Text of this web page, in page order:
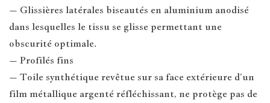
– Glissières latérales biseautés en aluminium anodisé
dans lesquelles le tissu se glisse permettant une
obscurité optimale.
– Profilés fins
– Toile synthétique revêtue sur sa face extérieure d’un
film métallique argenté réfléchissant, ne protège pas de